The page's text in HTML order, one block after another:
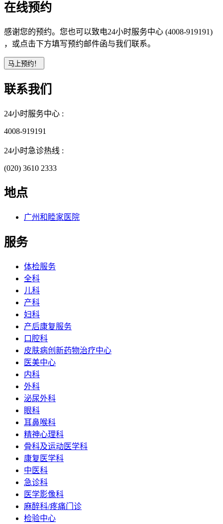
在线预约
感谢您的预约。您也可以致电24小时服务中心 (4008-919191)
，或点击下方填写预约邮件函与我们联系。
联系我们
24小时服务中心 :
4008-919191
24小时急诊热线 :
(020) 3610 2333
地点
广州和睦家医院
服务
体检服务
全科
儿科
产科
妇科
产后康复服务
口腔科
皮肤病创新药物治疗中心
医美中心
内科
外科
泌尿外科
眼科
耳鼻喉科
精神心理科
骨科及运动医学科
康复医学科
中医科
急诊科
医学影像科
麻醉科/疼痛门诊
检验中心